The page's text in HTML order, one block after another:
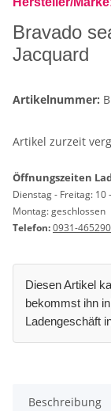
Bravado
Jacquard
Artikelnummer:
Artikel zurzeit
Öffnungszeiten
Dienstag - Freitag:
Montag: geschlossen
Telefon:0931-
Diesen Artikel
bekommst ihn
Ladengeschäft
Beschreibung